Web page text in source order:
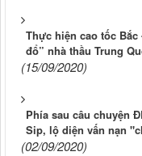
Thực hiện cao tốc Bắc
đổ” nhà thầu Trung
(15/09/2020)
Phía sau câu chuyện
Sip, lộ diện vấn nạn
(02/09/2020)